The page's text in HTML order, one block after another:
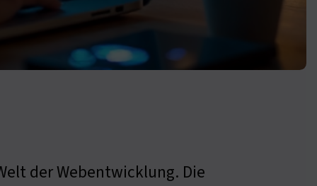
der Webentwicklung. Die